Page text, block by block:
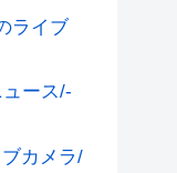
ライブ
ース/-
カメラ/